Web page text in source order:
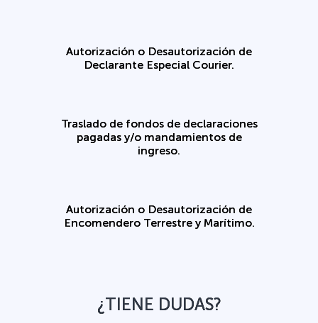
Autorización o Desautorización de
Declarante Especial Courier.
Traslado de fondos de declaraciones
pagadas y/o mandamientos de
ingreso.
Autorización o Desautorización de
Encomendero Terrestre y Marítimo.
¿TIENE DUDAS?